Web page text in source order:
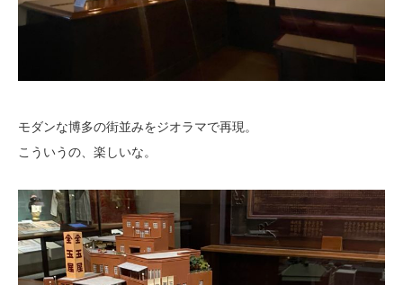
モダンな博多の街並みをジオラマで再現。
こういうの、楽しいな。